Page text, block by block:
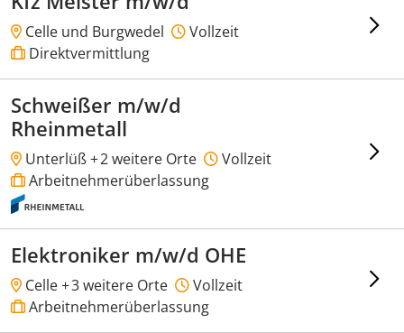
Celle und Burgwedel
Vollzeit
Direktvermittlung
Schweißer m/w/d
Rheinmetall
Unterlüß +2 weitere Orte
Vollzeit
Arbeitnehmerüberlassung
Elektroniker m/w/d OHE
Celle +3 weitere Orte
Vollzeit
Arbeitnehmerüberlassung